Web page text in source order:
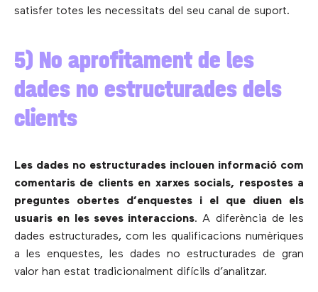
satisfer totes les necessitats del seu canal de suport.
5) No aprofitament de les
dades no estructurades dels
clients
Les dades no estructurades inclouen informació com
comentaris de clients en xarxes socials, respostes a
preguntes obertes d’enquestes i el que diuen els
usuaris en les seves interaccions. A diferència de les
dades estructurades, com les qualificacions numèriques
a les enquestes, les dades no estructurades de gran
valor han estat tradicionalment difícils d’analitzar.